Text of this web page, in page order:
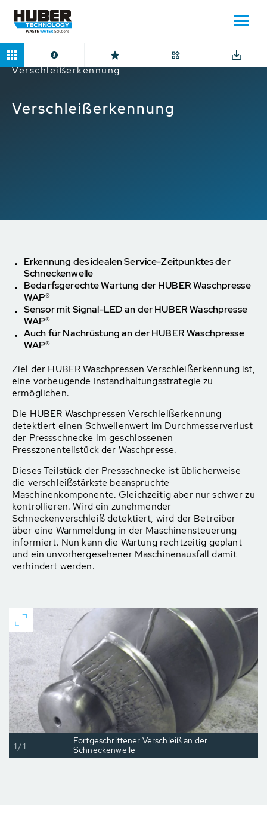
Home Anwendungen
Digitale Lösungen
Verschleißerkennung
Verschleißerkennung
Erkennung des idealen Service-Zeitpunktes der
Schneckenwelle
Bedarfsgerechte Wartung der HUBER Waschpresse
WAP®
Sensor mit Signal-LED an der HUBER Waschpresse
WAP®
Auch für Nachrüstung an der HUBER Waschpresse
WAP®
Ziel der HUBER Waschpressen Verschleißerkennung ist,
eine vorbeugende Instandhaltungsstrategie zu
ermöglichen.
Die HUBER Waschpressen Verschleißerkennung
detektiert einen Schwellenwert im Durchmesserverlust
der Pressschnecke im geschlossenen
Presszonenteilstück der Waschpresse.
Dieses Teilstück der Pressschnecke ist üblicherweise
die verschleißstärkste beanspruchte
Maschinenkomponente. Gleichzeitig aber nur schwer zu
kontrollieren. Wird ein zunehmender
Schneckenverschleiß detektiert, wird der Betreiber
über eine Warnmeldung in der Maschinensteuerung
informiert. Nun kann die Wartung rechtzeitig geplant
und ein unvorhergesehener Maschinenausfall damit
verhindert werden.
Fortgeschrittener Verschleiß an der
Schneckenwelle
1/1